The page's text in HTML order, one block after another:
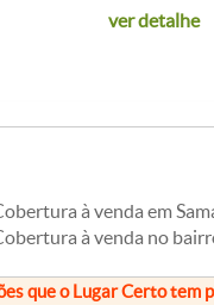
ver detalhe
à venda em
à venda no
que o Lugar Certo tem